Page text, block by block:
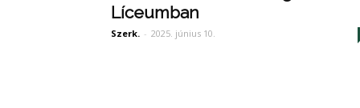
Líceumban
Szerk. - 2025. június 10.